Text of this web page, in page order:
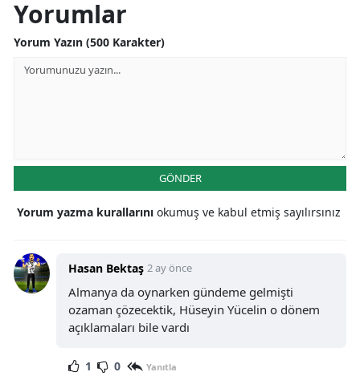
Yorumlar
Yorum Yazın (500 Karakter)
GÖNDER
Yorum yazma kurallarını okumuş ve kabul etmiş sayılırsınız
Hasan Bektaş 2 ay önce
Almanya da oynarken gündeme gelmişti
ozaman çözecektik, Hüseyin Yücelin o dönem
açıklamaları bile vardı
1 0 Yanıtla